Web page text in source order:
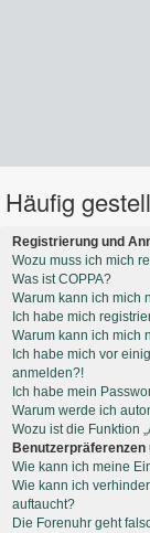
Häufig
Registrierung und
Wozu muss ich mich
Was ist COPPA?
Warum kann ich mich
Ich habe mich
Warum kann ich mich
Ich habe mich vor
anmelden?!
Ich habe mein
Warum werde ich
Wozu ist die Funktion
Wie kann ich meine
Wie kann ich
auftaucht?
Die Forenuhr geht